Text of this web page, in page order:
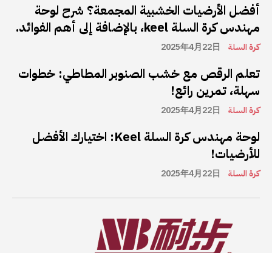
أفضل الأرضيات الخشبية المجمعة؟ شرح لوحة
مهندس كرة السلة keel، بالإضافة إلى أهم الفوائد.
كرة السلة 2025年4月22日
تعلم الرقص مع خشب الصنوبر المطاطي: خطوات
سهلة، تمرين رائع!
كرة السلة 2025年4月22日
لوحة مهندس كرة السلة Keel: اختيارك الأفضل
للأرضيات!
كرة السلة 2025年4月22日